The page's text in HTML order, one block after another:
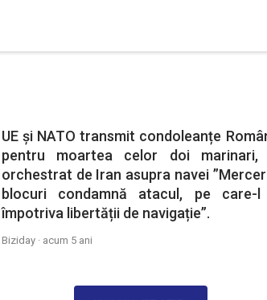
UE și NATO transmit condoleanțe
pentru moartea celor doi
orchestrat de Iran asupra navei
blocuri condamnă atacul, pe care-
împotriva libertății de navigație”.
Biziday · acum 5 ani